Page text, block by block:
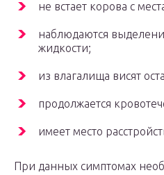
не встает корова с
наблюдаются
жидкости;
из влагалища висят
продолжается
имеет место
При данных симптомах